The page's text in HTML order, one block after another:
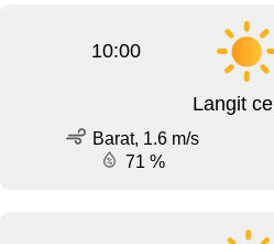
10:00
Langit
Barat, 1.6 m/s
71 %